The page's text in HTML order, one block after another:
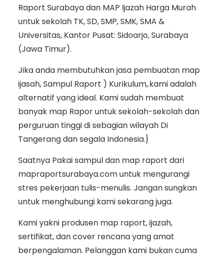
Raport Surabaya dan MAP Ijazah Harga Murah
untuk sekolah TK, SD, SMP, SMK, SMA &
Universitas, Kantor Pusat: Sidoarjo, Surabaya
(Jawa Timur).
Jika anda membutuhkan jasa pembuatan map
ijasah, Sampul Raport ) Kurikulum,.kami adalah
alternatif yang ideal. Kami sudah membuat
banyak map Rapor untuk sekolah-sekolah dan
perguruan tinggi di sebagian wilayah Di
Tangerang dan segala Indonesia.}
Saatnya Pakai sampul dan map raport dari
mapraportsurabaya.com untuk mengurangi
stres pekerjaan tulis-menulis. Jangan sungkan
untuk menghubungi kami sekarang juga.
Kami yakni produsen map raport, ijazah,
sertifikat, dan cover rencana yang amat
berpengalaman. Pelanggan kami bukan cuma